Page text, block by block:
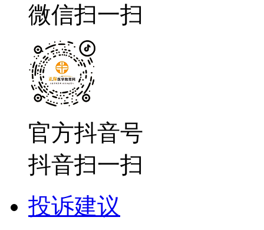
微信扫一扫
官方抖音号
抖音扫一扫
投诉建议